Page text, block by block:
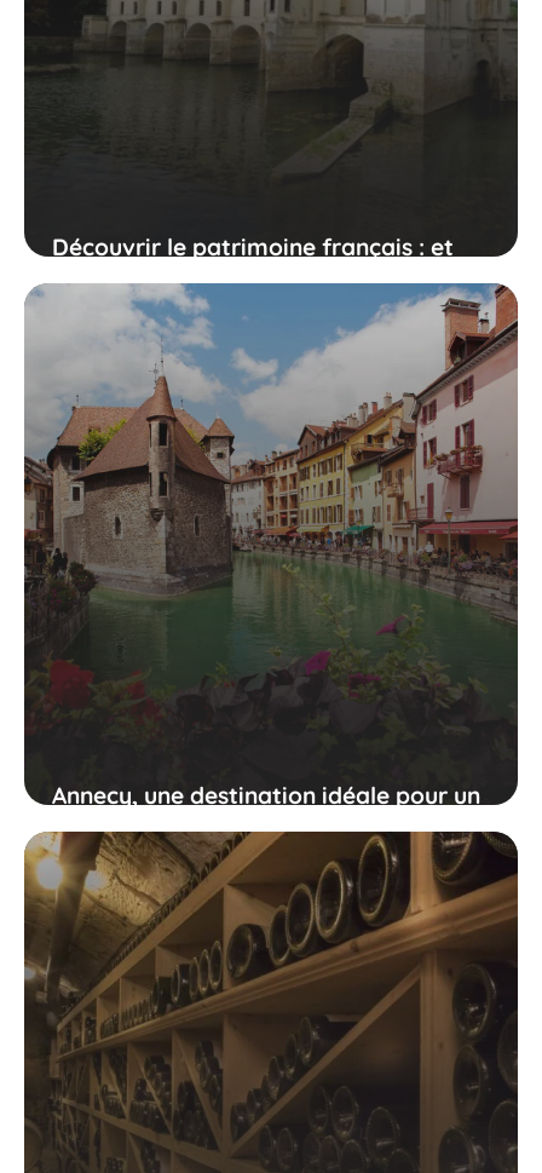
Découvrir le patrimoine français : et
l'explorer autrement
Annecy, une destination idéale pour un
week-end en groupe